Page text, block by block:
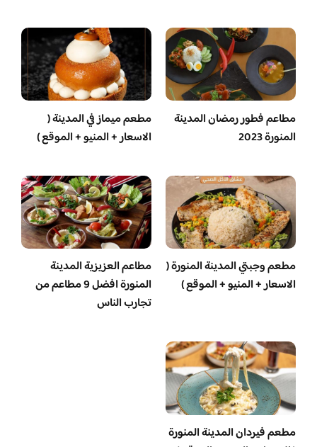
مطاعم فطور رمضان المدينة
المنورة 2023
مطعم ميماز في المدينة (
الاسعار + المنيو + الموقع )
مطعم وجبتي المدينة المنورة (
الاسعار + المنيو + الموقع )
مطاعم العزيزية المدينة
المنورة افضل 9 مطاعم من
تجارب الناس
مطعم فيردان المدينة المنورة